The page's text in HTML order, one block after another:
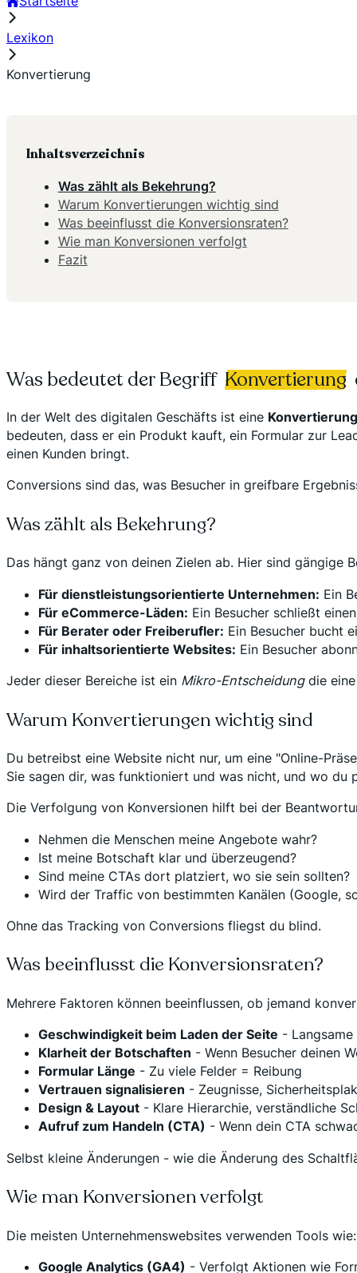
Lexikon
Konvertierung
Was bedeutet der Begriff Konvertierung
In der Welt des digitalen Geschäfts ist eine Konvertierung
bedeuten, dass er ein Produkt kauft, ein Formular zur
einen Kunden bringt.
Conversions sind das, was Besucher in greifbare
Was zählt als Bekehrung?
Das hängt ganz von deinen Zielen ab. Hier sind gängige
Für dienstleistungsorientierte Unternehmen: Ein
Für eCommerce-Läden: Ein Besucher schließt
Für Berater oder Freiberufler: Ein Besucher bucht
Für inhaltsorientierte Websites: Ein Besucher
Jeder dieser Bereiche ist ein Mikro-Entscheidungdie eine
Warum Konvertierungen wichtig sind
Du betreibst eine Website nicht nur, um eine "Online-
Sie sagen dir, was funktioniert und was nicht, und wo du
Die Verfolgung von Konversionen hilft bei der
Nehmen die Menschen meine Angebote wahr?
Ist meine Botschaft klar und überzeugend?
Sind meine CTAs dort platziert, wo sie sein sollten?
Wird der Traffic von bestimmten Kanälen (Google,
Ohne das Tracking von Conversions fliegst du blind.
Was beeinflusst die Konversionsraten?
Mehrere Faktoren können beeinflussen, ob jemand
Geschwindigkeit beim Laden der Seite -
Klarheit der Botschaften - Wenn Besucher deinen
Formular Länge - Zu viele Felder = Reibung
Vertrauen signalisieren - Zeugnisse,
Design & Layout - Klare Hierarchie, verständliche
Aufruf zum Handeln (CTA) - Wenn dein CTA
Selbst kleine Änderungen - wie die Änderung des
Wie man Konversionen verfolgt
Die meisten Unternehmenswebsites verwenden Tools wie:
Google Analytics (GA4) - Verfolgt Aktionen wie
Inhaltsverzeichnis
Was zählt als Bekehrung?
Warum Konvertierungen wichtig sind
Was beeinflusst die Konversionsraten?
Wie man Konversionen verfolgt
Fazit